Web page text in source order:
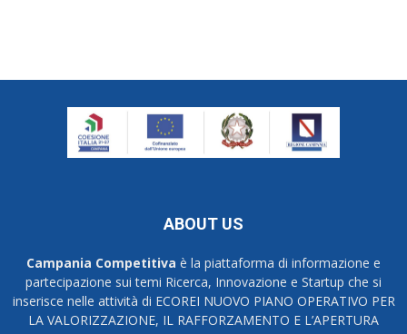
ABOUT US
Campania Competitiva è la piattaforma di informazione e
partecipazione sui temi Ricerca, Innovazione e Startup che si
inserisce nelle attività di ECOREI NUOVO PIANO OPERATIVO PER
LA VALORIZZAZIONE, IL RAFFORZAMENTO E L’APERTURA